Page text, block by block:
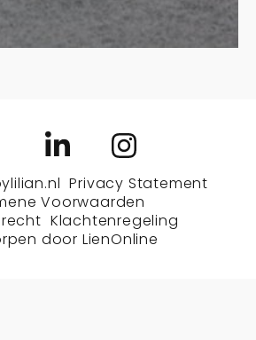
Privacy Statement
Voorwaarden
Klachtenregeling
door LienOnline